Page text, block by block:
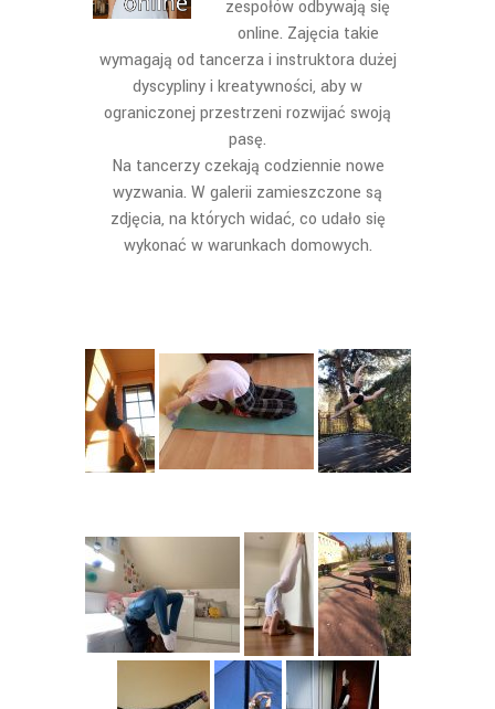
zespołów odbywają się
online. Zajęcia takie
wymagają od tancerza i instruktora dużej
dyscypliny i kreatywności, aby w
ograniczonej przestrzeni rozwijać swoją
pasę.
Na tancerzy czekają codziennie nowe
wyzwania. W galerii zamieszczone są
zdjęcia, na których widać, co udało się
wykonać w warunkach domowych.